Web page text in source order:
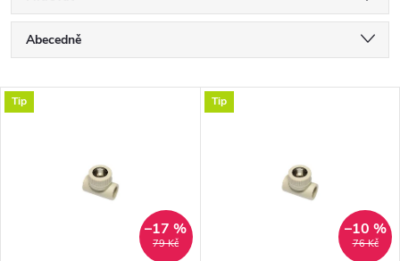
Ř
a
Abecedně
Nejdražší
V
Tip
79 Kč
–17 %
Tip
76 Kč
–10 %